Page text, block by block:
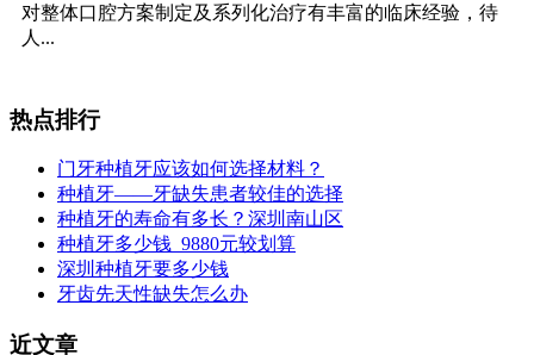
对整体口腔方案制定及系列化治疗有丰富的临床经验，待
人...
热点排行
门牙种植牙应该如何选择材料？
种植牙——牙缺失患者较佳的选择
种植牙的寿命有多长？深圳南山区
种植牙多少钱 9880元较划算
深圳种植牙要多少钱
牙齿先天性缺失怎么办
近文章